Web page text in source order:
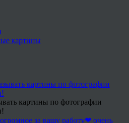
картины
картины по фотографии